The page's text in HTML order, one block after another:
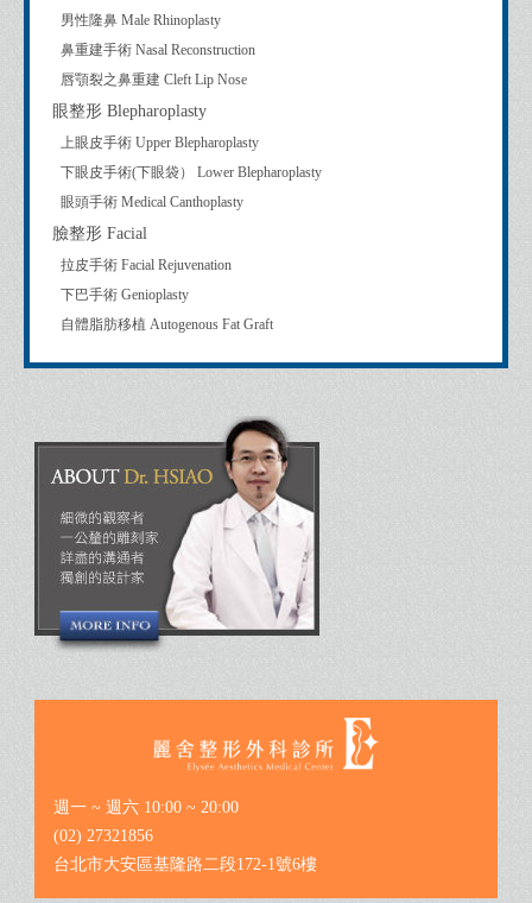
男性隆鼻 Male Rhinoplasty
鼻重建手術 Nasal Reconstruction
唇顎裂之鼻重建 Cleft Lip Nose
眼整形 Blepharoplasty
上眼皮手術 Upper Blepharoplasty
下眼皮手術(下眼袋） Lower Blepharoplasty
眼頭手術 Medical Canthoplasty
臉整形 Facial
拉皮手術 Facial Rejuvenation
下巴手術 Genioplasty
自體脂肪移植 Autogenous Fat Graft
週一 ~ 週六 10:00 ~ 20:00
(02) 27321856
台北市大安區基隆路二段172-1號6樓